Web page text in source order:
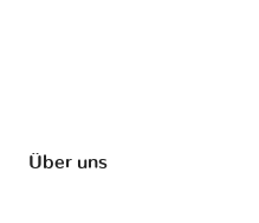
Über uns